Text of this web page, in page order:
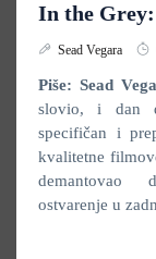
In the
Sead Vegara
Piše: Sead
slovio, i dan
specifičan i
kvalitetne
demantovao
ostvarenje u